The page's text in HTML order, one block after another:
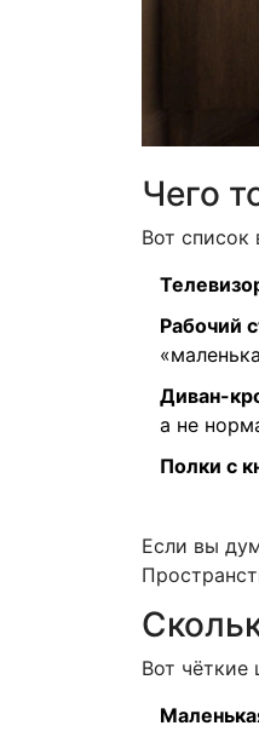
Чего
Вот
Рабочий
Диван-
а не
Полки с
Если вы
Вот